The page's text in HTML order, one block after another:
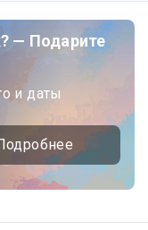
— Подарите
и даты